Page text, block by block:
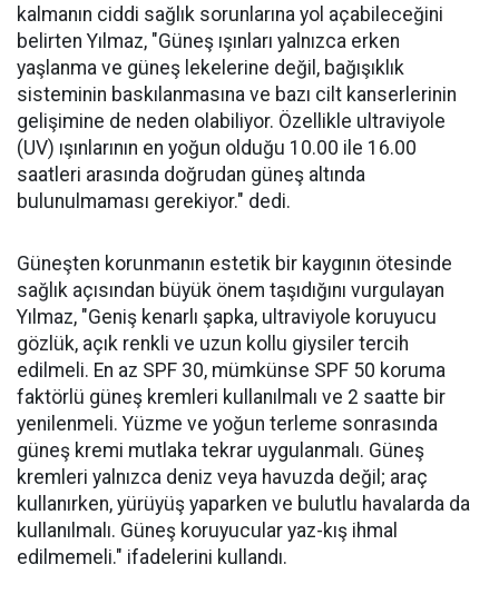
kalmanın ciddi sağlık sorunlarına yol açabileceğini
belirten Yılmaz, "Güneş ışınları yalnızca erken
yaşlanma ve güneş lekelerine değil, bağışıklık
sisteminin baskılanmasına ve bazı cilt kanserlerinin
gelişimine de neden olabiliyor. Özellikle ultraviyole
(UV) ışınlarının en yoğun olduğu 10.00 ile 16.00
saatleri arasında doğrudan güneş altında
bulunulmaması gerekiyor." dedi.
Güneşten korunmanın estetik bir kaygının ötesinde
sağlık açısından büyük önem taşıdığını vurgulayan
Yılmaz, "Geniş kenarlı şapka, ultraviyole koruyucu
gözlük, açık renkli ve uzun kollu giysiler tercih
edilmeli. En az SPF 30, mümkünse SPF 50 koruma
faktörlü güneş kremleri kullanılmalı ve 2 saatte bir
yenilenmeli. Yüzme ve yoğun terleme sonrasında
güneş kremi mutlaka tekrar uygulanmalı. Güneş
kremleri yalnızca deniz veya havuzda değil; araç
kullanırken, yürüyüş yaparken ve bulutlu havalarda da
kullanılmalı. Güneş koruyucular yaz-kış ihmal
edilmemeli." ifadelerini kullandı.